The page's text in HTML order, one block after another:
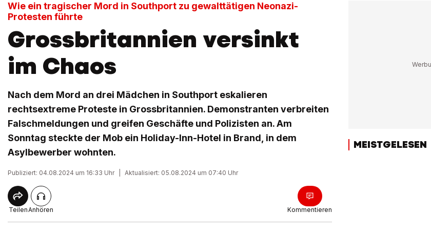
Wie ein tragischer Mord in Southport zu gewalttätigen Neonazi-
Protesten führte
Grossbritannien versinkt
im Chaos
Nach dem Mord an drei Mädchen in Southport eskalieren
rechtsextreme Proteste in Grossbritannien. Demonstranten verbreiten
Falschmeldungen und greifen Geschäfte und Polizisten an. Am
Sonntag steckte der Mob ein Holiday-Inn-Hotel in Brand, in dem
Asylbewerber wohnten.
Publiziert: 04.08.2024 um 16:33 Uhr Aktualisiert: 05.08.2024 um 07:40 Uhr
TeilenAnhören Kommentieren
MEISTGELESEN